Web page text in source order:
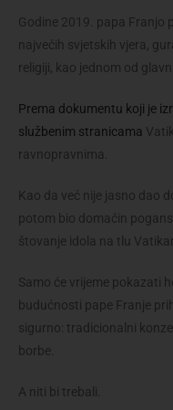
Godine 2019. papa Franjo
najvećih svjetskih vjera,
religiji, kao jednom od
Prema dokumentu koji je
službenim stranicama
ravnopravnima.
Kao da već nije jasno dao
potom bio domaćin
štovanje idola na tlu
Samo će vrijeme pokazati
budućnosti pape Franje
sigurno: tradicionalni
borbe.
A niti bi trebali.